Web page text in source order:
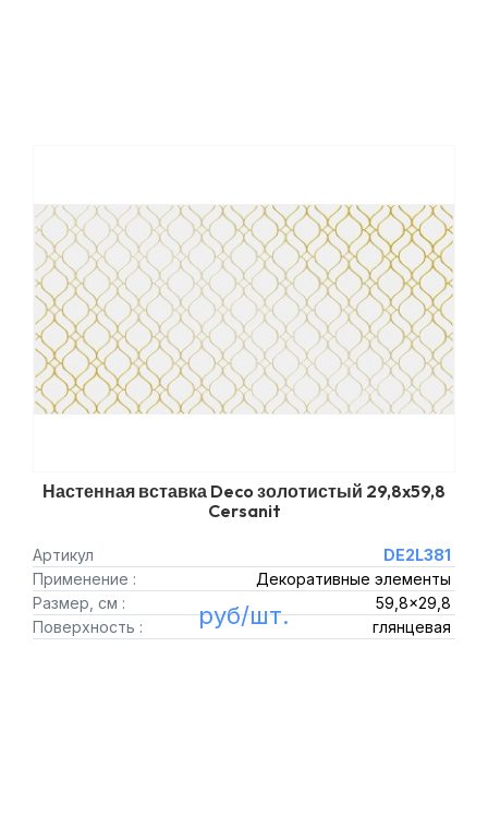
Настенная вставка Deco золотистый 29,8x59,8
Cersanit
Артикул
DE2L381
Применение :
Декоративные элементы
Размер, см :
59,8x29,8
Поверхность :
глянцевая
руб/шт.